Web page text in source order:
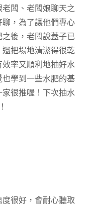
闆、老闆娘聊天之
，為了讓他們專心
後，老闆說蓋子已
把場地清潔得很乾
率又順利地抽好水
學到一些水肥的基
很推喔！下次抽水
很好，會耐心聽取